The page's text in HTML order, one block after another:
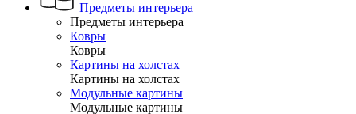
Предметы интерьера
Предметы интерьера
Ковры
Ковры
Картины на холстах
Картины на холстах
Модульные картины
Модульные картины